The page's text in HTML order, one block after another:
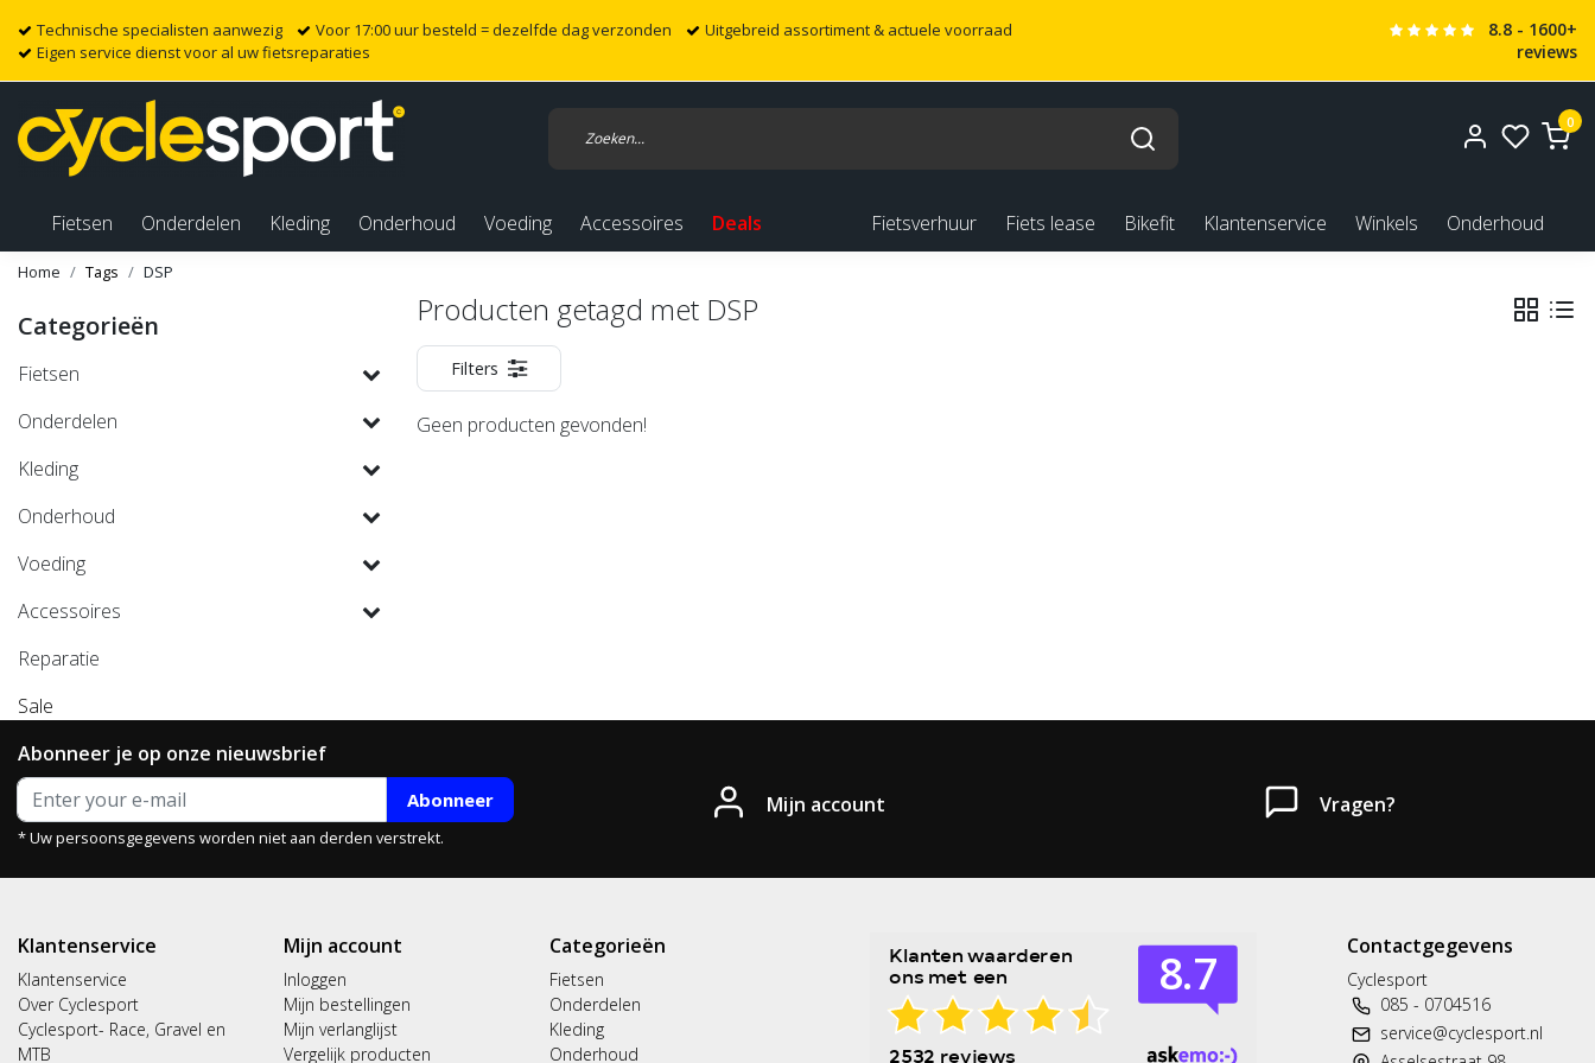
Technische specialisten aanwezig Voor 17:00 uur besteld = dezelfde dag verzonden
Uitgebreid assortiment & actuele voorraad
Eigen service dienst voor al uw fietsreparaties
8.8 - 1600+
reviews
0
Fietsen Onderdelen Kleding Onderhoud Voeding Accessoires Deals Fietsverhuur Fiets lease Bikefit Klantenservice Winkels Onderhoud
Home Tags DSP
Categorieën
Fietsen
Onderdelen
Kleding
Onderhoud
Voeding
Accessoires
Reparatie
Sale
Producten getagd met DSP
Filters
Geen producten gevonden!
Abonneer je op onze nieuwsbrief
Abonneer
* Uw persoonsgegevens worden niet aan derden verstrekt.
Mijn account Vragen?
Klantenservice
Klantenservice
Over Cyclesport
Cyclesport- Race, Gravel en
MTB
Mijn account
Inloggen
Mijn bestellingen
Mijn verlanglijst
Vergelijk producten
Categorieën
Fietsen
Onderdelen
Kleding
Onderhoud
Contactgegevens
Cyclesport
085 - 0704516
service@cyclesport.nl